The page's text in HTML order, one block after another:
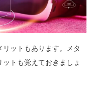
ットもあります。メタ
トも覚えておきましょ